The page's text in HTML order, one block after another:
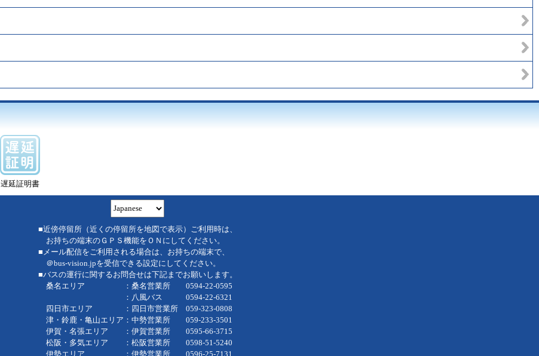
遅延証明書
■近傍停留所（近くの停留所を地図で表示）ご利用時は、
お持ちの端末のＧＰＳ機能をＯＮにしてください。
■メール配信をご利用される場合は、お持ちの端末で、
＠bus-vision.jpを受信できる設定にしてください。
■バスの運行に関するお問合せは下記までお願いします。
桑名エリア ：桑名営業所 0594-22-0595
：八風バス 0594-22-6321
四日市エリア ：四日市営業所 059-323-0808
津・鈴鹿・亀山エリア：中勢営業所 059-233-3501
伊賀・名張エリア ：伊賀営業所 0595-66-3715
松阪・多気エリア ：松阪営業所 0598-51-5240
伊勢エリア ：伊勢営業所 0596-25-7131